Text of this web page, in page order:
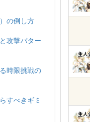
の倒し方
攻撃パター
時限挑戦の
すべきギミ
主人
主人